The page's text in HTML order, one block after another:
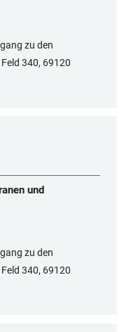
zu den
340, 69120
und
zu den
340, 69120